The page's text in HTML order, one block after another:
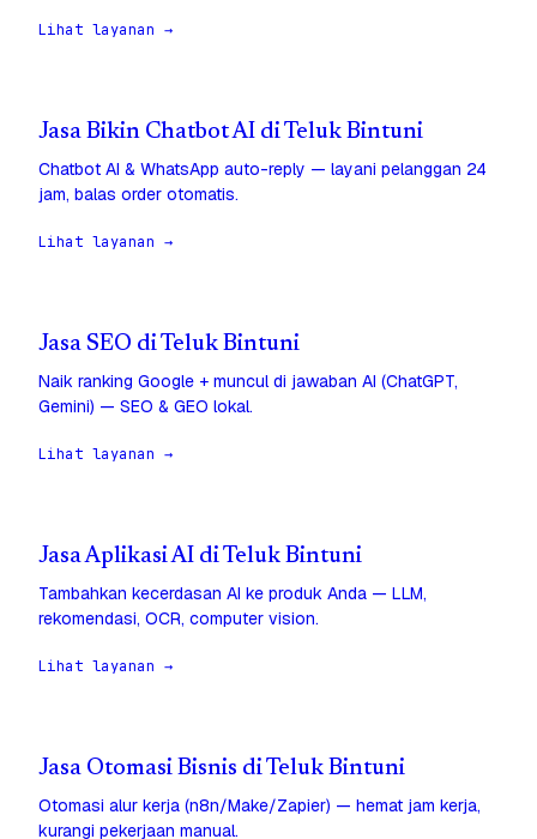
Lihat layanan →
Jasa Bikin Chatbot AI di Teluk Bintuni
Chatbot AI & WhatsApp auto-reply — layani pelanggan 24
jam, balas order otomatis.
Lihat layanan →
Jasa SEO di Teluk Bintuni
Naik ranking Google + muncul di jawaban AI (ChatGPT,
Gemini) — SEO & GEO lokal.
Lihat layanan →
Jasa Aplikasi AI di Teluk Bintuni
Tambahkan kecerdasan AI ke produk Anda — LLM,
rekomendasi, OCR, computer vision.
Lihat layanan →
Jasa Otomasi Bisnis di Teluk Bintuni
Otomasi alur kerja (n8n/Make/Zapier) — hemat jam kerja,
kurangi pekerjaan manual.